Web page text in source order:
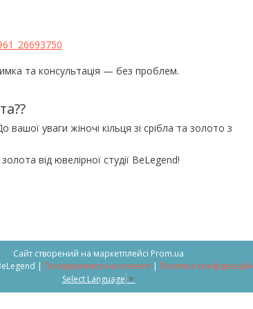
та консультація — без проблем.
уваги жіночі кільця зі срібла та золото з
від ювелірної студії BeLegend!
Сайт створений на маркетплейсі Prom.ua
Ювелірна студія BeLegend | Поскаржитися на контент | Політика
Select Language ▼